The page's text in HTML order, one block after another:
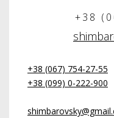
+38
+38 (067) 754-27-55
+38 (099) 0-222-900